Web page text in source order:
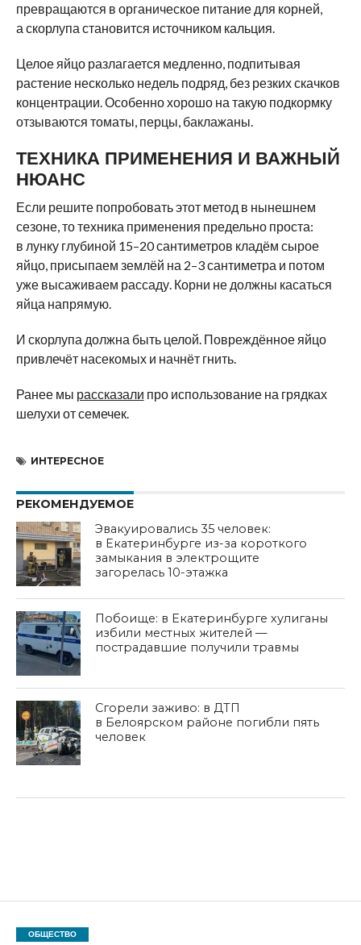
превращаются в органическое питание для корней,
а скорлупа становится источником кальция.
Целое яйцо разлагается медленно, подпитывая
растение несколько недель подряд, без резких скачков
концентрации. Особенно хорошо на такую подкормку
отзываются томаты, перцы, баклажаны.
ТЕХНИКА ПРИМЕНЕНИЯ И ВАЖНЫЙ
НЮАНС
Если решите попробовать этот метод в нынешнем
сезоне, то техника применения предельно проста:
в лунку глубиной 15–20 сантиметров кладём сырое
яйцо, присыпаем землёй на 2–3 сантиметра и потом
уже высаживаем рассаду. Корни не должны касаться
яйца напрямую.
И скорлупа должна быть целой. Повреждённое яйцо
привлечёт насекомых и начнёт гнить.
Ранее мы рассказали про использование на грядках
шелухи от семечек.
ИНТЕРЕСНОЕ
РЕКОМЕНДУЕМОЕ
Эвакуировались 35 человек:
в Екатеринбурге из-за короткого
замыкания в электрощите
загорелась 10-этажка
Побоище: в Екатеринбурге хулиганы
избили местных жителей —
пострадавшие получили травмы
Сгорели заживо: в ДТП
в Белоярском районе погибли пять
человек
ОБЩЕСТВО